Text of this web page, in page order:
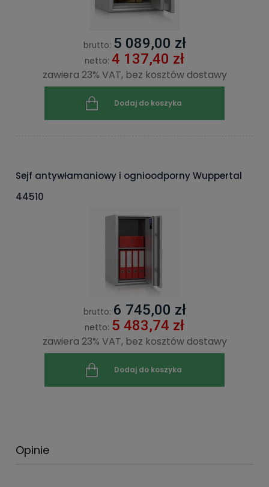
brutto: 5 089,00 zł
netto: 4 137,40 zł
zawiera 23% VAT, bez kosztów dostawy
Dodaj do koszyka
Sejf antywłamaniowy i ognioodporny Wuppertal
44510
brutto: 6 745,00 zł
netto: 5 483,74 zł
zawiera 23% VAT, bez kosztów dostawy
Dodaj do koszyka
Opinie